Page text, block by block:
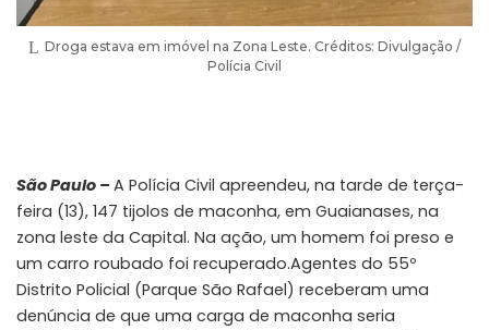
Droga estava em imóvel na Zona Leste. Créditos: Divulgação /
Polícia Civil
São Paulo –A Polícia Civil apreendeu, na tarde de terça-
feira (13), 147 tijolos de maconha, em Guaianases, na
zona leste da Capital. Na ação, um homem foi preso e
um carro roubado foi recuperado.Agentes do 55º
Distrito Policial (Parque São Rafael) receberam uma
denúncia de que uma carga de maconha seria